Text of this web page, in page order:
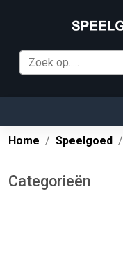
Home Speelgoed
Categorieën